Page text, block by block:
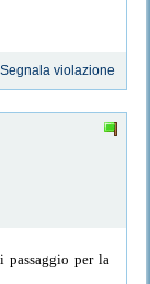
Segnala violazione
passaggio per la